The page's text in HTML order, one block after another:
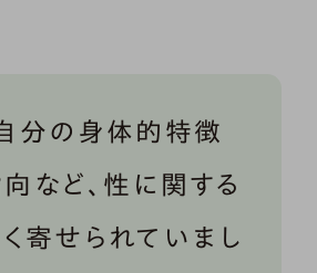
分の身体的特徴
など、性に関する
寄せられていまし